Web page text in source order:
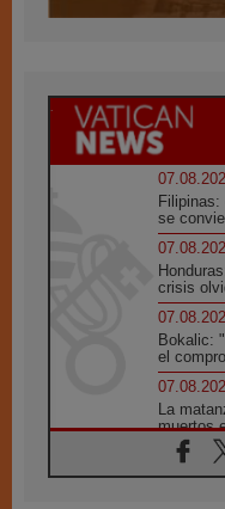
se
crisis
Bokalic:
el
La
muertos
Tagle: